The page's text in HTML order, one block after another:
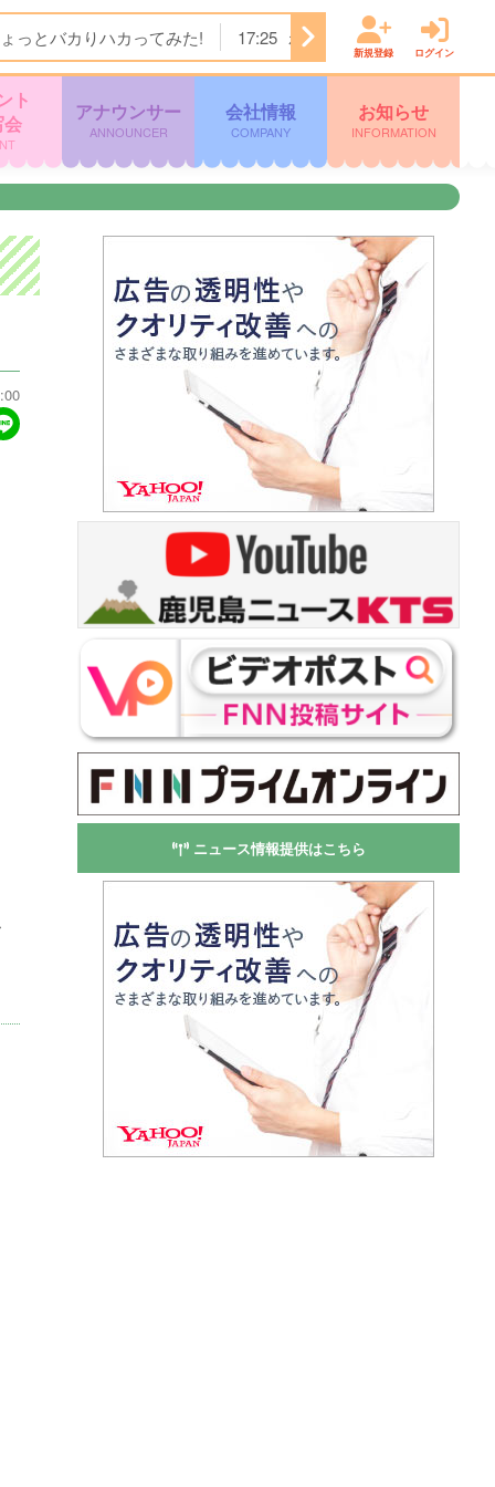
っとバカりハカってみた! 17:25 わんにゃん＋ かごしま
新規登録 ログイン
ト
アナウンサー
ANNOUNCER
会社情報
COMPANY
お知らせ
INFORMATION
ニュース情報提供はこちら